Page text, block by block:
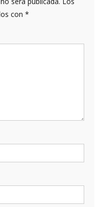
con *